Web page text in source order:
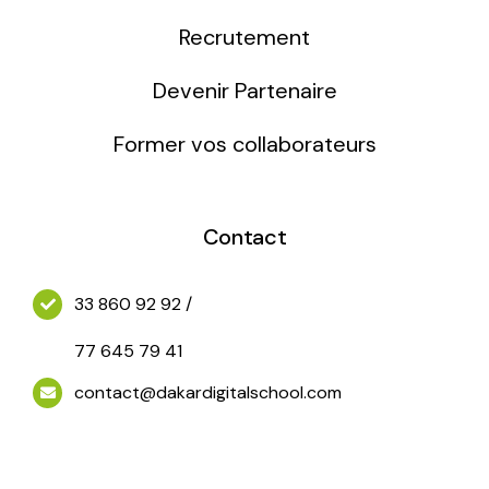
Motion design/Vidéo
Jeux Vidéos
Recrutement
Devenir Partenaire
Former vos collaborateurs
Contact
33 860 92 92 /
77 645 79 41
contact@dakardigitalschool.com